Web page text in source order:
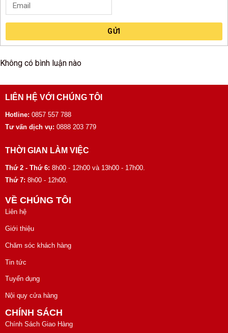
GỬI
Không có bình luận nào
LIÊN HỆ VỚI CHÚNG TÔI
Hotline: 0857 557 788
Tư vấn dịch vụ: 0888 203 779
THỜI GIAN LÀM VIỆC
Thứ 2 - Thứ 6: 8h00 - 12h00 và 13h00 - 17h00.
Thứ 7: 8h00 - 12h00.
VỀ CHÚNG TÔI
Liên hệ
Giới thiệu
Chăm sóc khách hàng
Tin tức
Tuyển dụng
Nội quy cửa hàng
CHÍNH SÁCH
Chính Sách Giao Hàng